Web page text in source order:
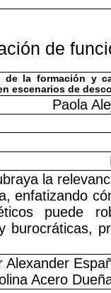
de
de la formación y
escenarios de
Paola
la
enfatizando
puede
burocráticas,
Alexander
Acero